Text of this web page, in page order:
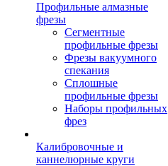
Профильные алмазные
фрезы
Сегментные
профильные фрезы
Фрезы вакуумного
спекания
Сплошные
профильные фрезы
Наборы профильных
фрез
Калибровочные и
каннелюрные круги